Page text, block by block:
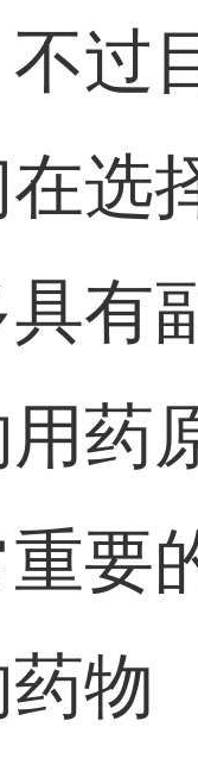
过
选
有
药
要
物